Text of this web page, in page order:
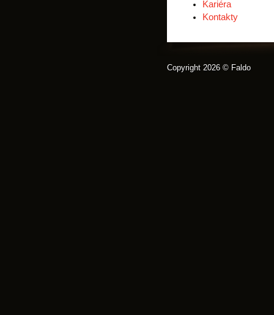
Kariéra
Kontakty
Copyright 2026 © Faldo